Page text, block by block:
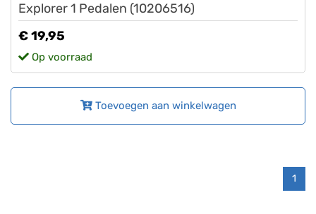
Explorer 1 Pedalen (10206516)
€ 19,95
Op voorraad
Toevoegen aan winkelwagen
1